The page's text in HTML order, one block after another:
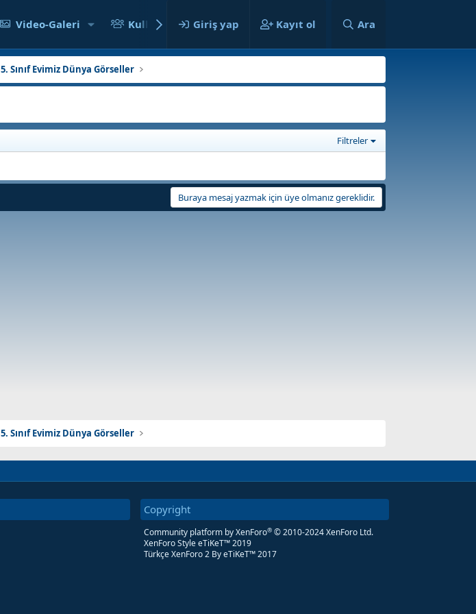
Video-Galeri Kullanıcılar Giriş yap Kayıt ol Ara
5. Sınıf Evimiz Dünya Görseller
Filtreler
Buraya mesaj yazmak için üye olmanız gereklidir.
5. Sınıf Evimiz Dünya Görseller
Copyright
Community platform by XenForo® © 2010-2024 XenForo Ltd.
XenForo Style eTiKeT™ 2019
Türkçe XenForo 2By eTiKeT™ 2017